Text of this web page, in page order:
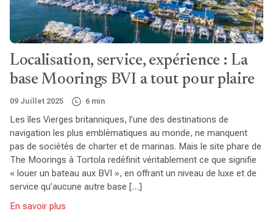
Localisation, service, expérience : La
base Moorings BVI a tout pour plaire
09 Juillet 2025 6 min
Les îles Vierges britanniques, l’une des destinations de
navigation les plus emblématiques au monde, ne manquent
pas de sociétés de charter et de marinas. Mais le site phare de
The Moorings à Tortola redéfinit véritablement ce que signifie
« louer un bateau aux BVI », en offrant un niveau de luxe et de
service qu’aucune autre base […]
En savoir plus
SUJET
RECHERCHE